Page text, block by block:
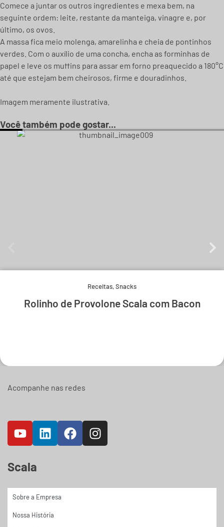
Comece a juntar os outros ingredientes e mexa bem, na
seguinte ordem: leite, restante da manteiga, vinagre e, por
último, os ovos.
A massa fica meio molenga, amarelinha e cheia de pontinhos
verdes. Com o auxílio de uma concha, encha as forminhas de
papel e leve os muffins para assar em forno preaquecido a 180°C
até que estejam bem cheirosos, firme e douradinhos.
Imagem meramente ilustrativa.
Você também pode gostar...
Receitas,Snacks
Rolinho de Provolone Scala com Bacon
Acompanhe nas redes
Scala
Sobre a Empresa
Nossa História